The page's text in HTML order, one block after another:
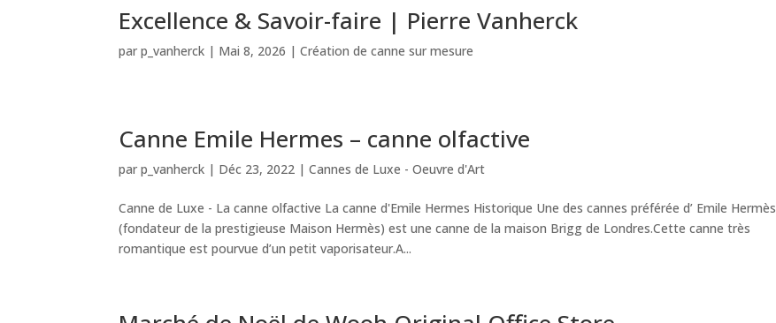
Excellence & Savoir-faire | Pierre Vanherck
parp_vanherck | Mai 8, 2026 |Création de canne sur mesure
Canne Emile Hermes – canne olfactive
parp_vanherck | Déc 23, 2022 |Cannes de Luxe - Oeuvre d'Art
Canne de Luxe - La canne olfactive La canne d'Emile Hermes Historique Une des cannes préférée d’ Emile Hermès
(fondateur de la prestigieuse Maison Hermès) est une canne de la maison Brigg de Londres.Cette canne très
romantique est pourvue d’un petit vaporisateur.A...